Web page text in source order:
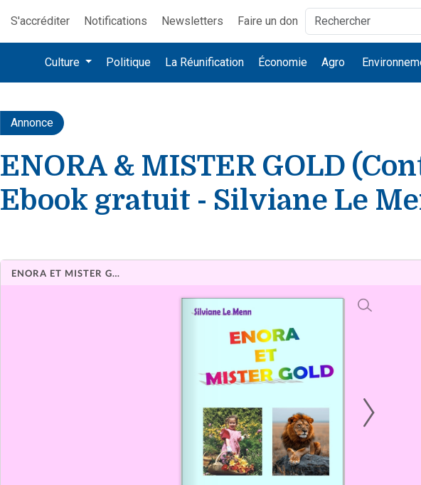
S'accréditer Notifications Newsletters Faire un don
Culture Politique La Réunification Économie Agro
Annonce
ENORA & MISTER GOLD
Ebook gratuit - Silviane Le